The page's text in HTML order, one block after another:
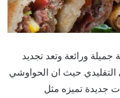
جميلة ورائعة وتعد تجديد
حيث ان الحواوشي
جديدة تميزه مثل